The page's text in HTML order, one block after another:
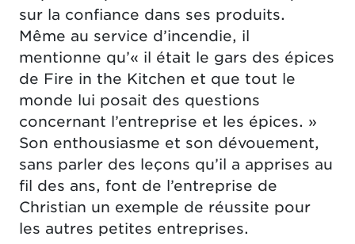
sur la confiance dans ses produits.
Même au service d’incendie, il
mentionne qu’« il était le gars des épices
de Fire in the Kitchen et que tout le
monde lui posait des questions
concernant l’entreprise et les épices. »
Son enthousiasme et son dévouement,
sans parler des leçons qu’il a apprises au
fil des ans, font de l’entreprise de
Christian un exemple de réussite pour
les autres petites entreprises.